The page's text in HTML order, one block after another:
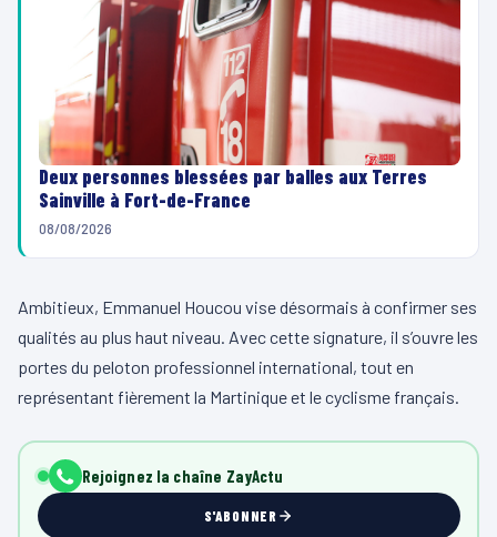
Deux personnes blessées par balles aux Terres
Sainville à Fort-de-France
08/08/2026
Ambitieux, Emmanuel Houcou vise désormais à confirmer ses
qualités au plus haut niveau. Avec cette signature, il s’ouvre les
portes du peloton professionnel international, tout en
représentant fièrement la Martinique et le cyclisme français.
Rejoignez la chaîne ZayActu
S'ABONNER